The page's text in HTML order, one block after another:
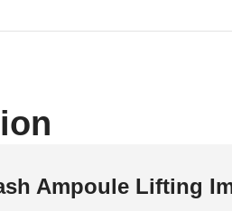
Ampoule Lifting